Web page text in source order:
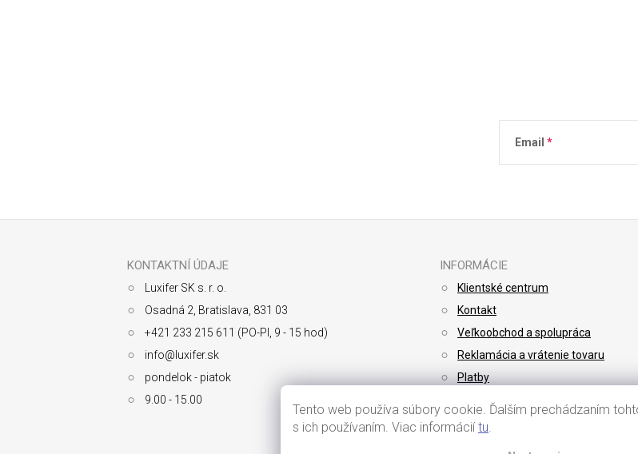
Tento web používa súbory cookie. Ďalším prechádzaním
s ich používaním. Viac informáciítu.
Email
KONTAKTNÍ ÚDAJE
Luxifer SK s. r. o.
Osadná 2, Bratislava, 831 03
+421 233 215 611 (PO-PI, 9 - 15 hod)
info@luxifer.sk
pondelok - piatok
9.00 - 15.00
INFORMÁCIE
Klientské centrum
Kontakt
Veľkoobchod a spolupráca
Reklamácia a vrátenie tovaru
Platby
Doprava